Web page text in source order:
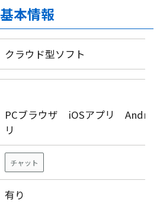
基本情報
クラウド型ソフト
PCブラウザ iOSアプリ
リ
チャット
有り